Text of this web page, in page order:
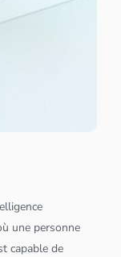
une personne
capable de